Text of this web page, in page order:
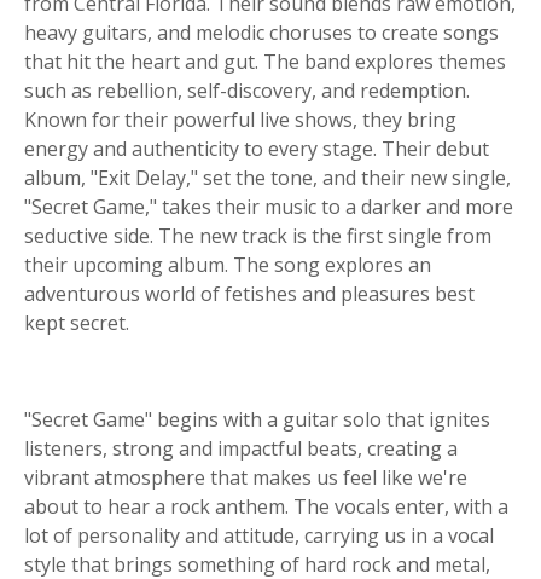
heavy guitars, and melodic choruses to create songs
that hit the heart and gut. The band explores themes
such as rebellion, self-discovery, and redemption.
Known for their powerful live shows, they bring
energy and authenticity to every stage. Their debut
album, "Exit Delay," set the tone, and their new single,
"Secret Game," takes their music to a darker and more
seductive side. The new track is the first single from
their upcoming album. The song explores an
adventurous world of fetishes and pleasures best
kept secret.
"Secret Game" begins with a guitar solo that ignites
listeners, strong and impactful beats, creating a
vibrant atmosphere that makes us feel like we're
about to hear a rock anthem. The vocals enter, with a
lot of personality and attitude, carrying us in a vocal
style that brings something of hard rock and metal,